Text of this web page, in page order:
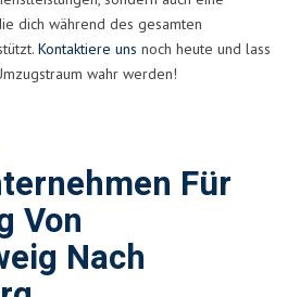
dich während des gesamten
Kontaktiere uns noch heute und lass
wahr werden!
Für
Von
Nach